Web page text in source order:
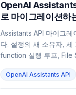
OpenAI
로 마이그레이션하
Assistants API 마이그레
다. 설정의 새 소유자,
function 실행 루프, File
OpenAI Assistants API